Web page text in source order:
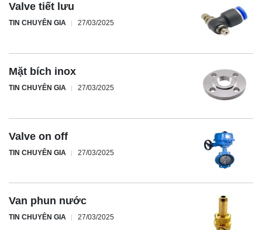
Valve tiết lưu
TIN CHUYÊN GIA 27/03/2025
Mặt bích inox
TIN CHUYÊN GIA 27/03/2025
Valve on off
TIN CHUYÊN GIA 27/03/2025
Van phun nước
TIN CHUYÊN GIA 27/03/2025